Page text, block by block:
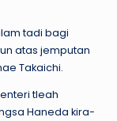
tadi bagi
atas jemputan
Takaichi.
tleah
Haneda kira-